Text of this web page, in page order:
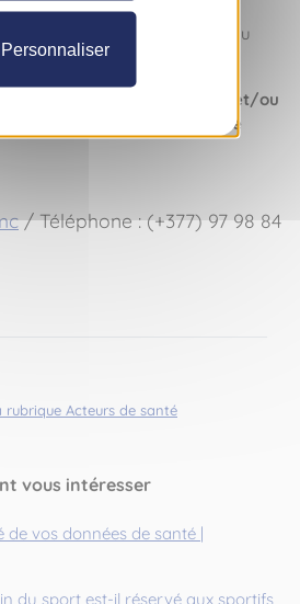
par la rampe d’accès voiture au
est à 20m sur la droite
obligatoire
par téléphone et/ou
de la Formation Médicale
/ Téléphone : (+377) 97 98 84
Acteurs de santé
vous intéresser
de vos données de santé |
du sport est-il réservé aux sportifs
Personnaliser